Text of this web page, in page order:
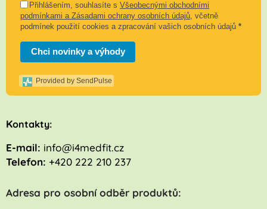
Přihlášením, souhlasíte s Všeobecnými obchodními
podmínkami a Zásadami ochrany osobních údajů, včetně
podmínek použití cookies a zpracování vašich osobních údajů *
Chci novinky a výhody
Provided by SendPulse
Kontakty:
E-mail: info@i4medfit.cz
Telefon: +420 222 210 237
Adresa pro osobní odběr produktů: